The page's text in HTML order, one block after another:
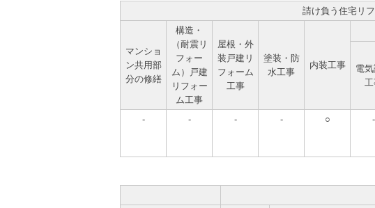
請け負う住宅リ
マンショ
ン共用部
分の修繕
構造・
（耐震リ
フォー
ム）戸建
リフォー
ム工事
屋根・外
装戸建リ
フォーム
工事
塗装・防
水工事
内装工事
電
- - - - ○ -